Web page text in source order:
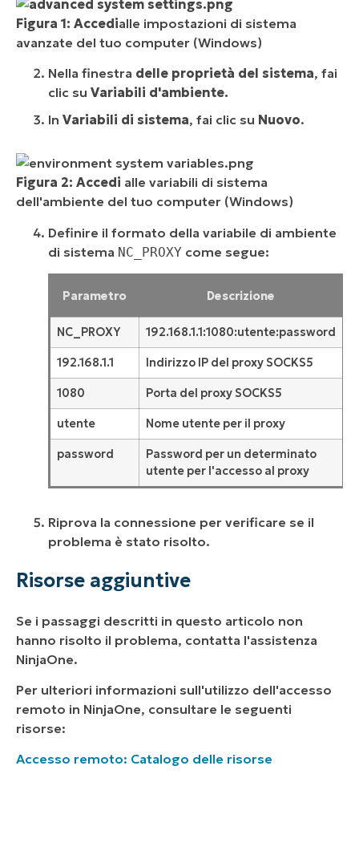
Figura 1: Accedialle impostazioni di sistema
avanzate del tuo computer (Windows)
Nella finestra delle proprietà del sistema, fai
clic su Variabili d'ambiente.
In Variabili di sistema, fai clic su Nuovo.
Figura 2: Accedi alle variabili di sistema
dell'ambiente del tuo computer (Windows)
Definire il formato della variabile di ambiente
di sistema NC_PROXY come segue:
Parametro Descrizione
NC_PROXY 192.168.1.1:1080:utente:password
192.168.1.1 Indirizzo IP del proxy SOCKS5
1080 Porta del proxy SOCKS5
utente Nome utente per il proxy
password
Password per un determinato
utente per l'accesso al proxy
Riprova la connessione per verificare se il
problema è stato risolto.
Risorse aggiuntive
Se i passaggi descritti in questo articolo non
hanno risolto il problema, contatta l'assistenza
NinjaOne.
Per ulteriori informazioni sull'utilizzo dell'accesso
remoto in NinjaOne, consultare le seguenti
risorse:
Accesso remoto: Catalogo delle risorse